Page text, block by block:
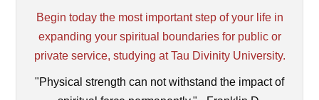
Begin today the most important step of your life in
expanding your spiritual boundaries for public or
private service, studying at Tau Divinity University.
"Physical strength can not withstand the impact of